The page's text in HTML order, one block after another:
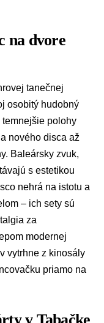
na dvore
tanečnej
osobitý hudobný
polohy
nového disca až
Baleársky zvuk,
s estetikou
nehrá na istotu a
– ich sety sú
za
modernej
vytrhne z kinosály
priamo na